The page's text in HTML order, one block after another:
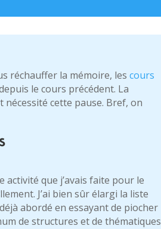
réchauffer la mémoire, lescours
le cours précédent. La
cette pause. Bref, on
activité que j’avais faite pour le
J’ai bien sûr élargi la liste
abordé en essayant de piocher
de structures et de thématiques